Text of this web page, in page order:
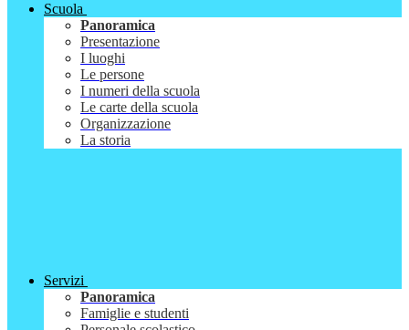
Scuola
Panoramica
Presentazione
I luoghi
Le persone
I numeri della scuola
Le carte della scuola
Organizzazione
La storia
Servizi
Panoramica
Famiglie e studenti